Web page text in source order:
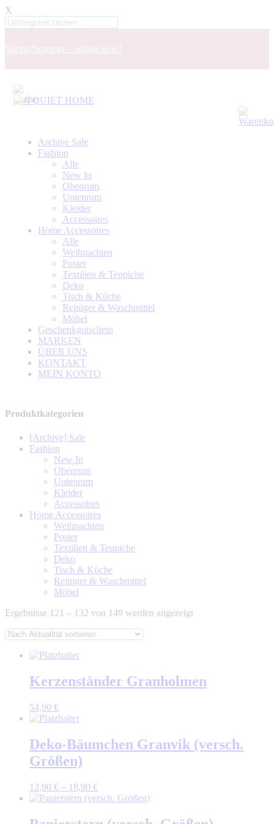
X
Archive Sale
Fashion
Alle
New In
Obenrum
Untenrum
Kleider
Accessoires
Home Accessoires
Alle
Weihnachten
Poster
Textilien & Teppiche
Deko
Tisch & Küche
Reiniger & Waschmittel
Möbel
Geschenkgutschein
MARKEN
ÜBER UNS
KONTAKT
MEIN KONTO
Produktkategorien
[Archive] Sale
Fashion
New In
Obenrum
Untenrum
Kleider
Accessoires
Home Accessoires
Weihnachten
Poster
Textilien & Teppiche
Deko
Tisch & Küche
Reiniger & Waschmittel
Möbel
Ergebnisse 121 – 132 von 149 werden angezeigtNach
Kerzenständer Granholmen
54,90 €
Deko-Bäumchen Granvik (versch.
Größen)
12,90 € – 18,90 €